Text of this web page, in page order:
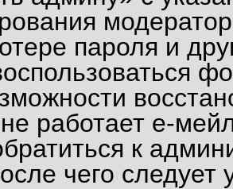
пароля и
работает е-
к
чего следует